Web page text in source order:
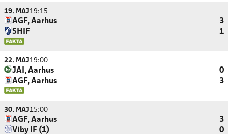
19. MAJ19:15
AGF, Aarhus
3
SHIF
1
22. MAJ19:00
JAI, Aarhus
0
AGF, Aarhus
3
30. MAJ15:00
AGF, Aarhus
3
Viby IF (1)
0